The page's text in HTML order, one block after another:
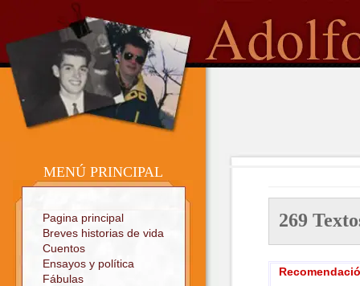
Sitio oficial
MENÚ PRINCIPAL
Pagina principal
Breves historias de vida
Cuentos
Ensayos y política
Fábulas
269